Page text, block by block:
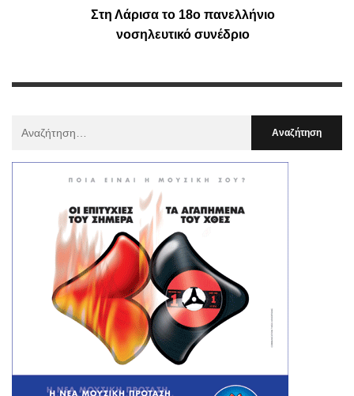
Στη Λάρισα το 18ο πανελλήνιο
νοσηλευτικό συνέδριο
: